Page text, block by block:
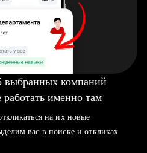
выбранных компаний
именно там
на их новые
вас в поиске и откликах